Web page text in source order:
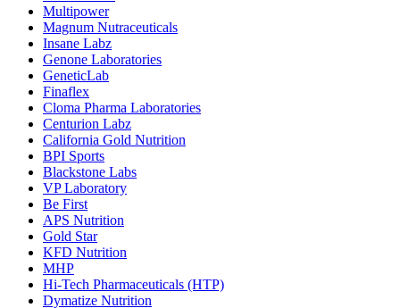
Multipower
Magnum Nutraceuticals
Insane Labz
Genone Laboratories
GeneticLab
Finaflex
Cloma Pharma Laboratories
Centurion Labz
California Gold Nutrition
BPI Sports
Blackstone Labs
VP Laboratory
Be First
APS Nutrition
Gold Star
KFD Nutrition
MHP
Hi-Tech Pharmaceuticals (HTP)
Dymatize Nutrition